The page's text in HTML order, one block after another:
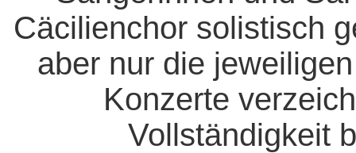
Cäcilienchor solistisch
aber nur die
Konzerte
Vollständigkeit